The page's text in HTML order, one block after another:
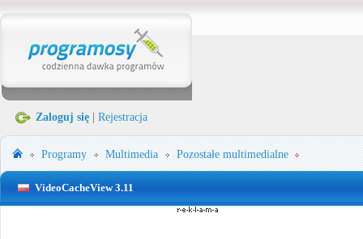
Zaloguj się Rejestracja
Programy Multimedia Pozostałe multimedialne
VideoCacheView 3.11